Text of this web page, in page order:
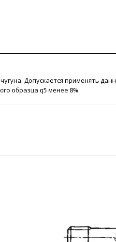
Допускается применять
образца q5 менее 8%.